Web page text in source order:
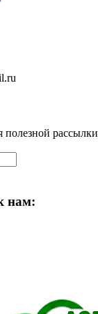
полезной рассылки
нам: